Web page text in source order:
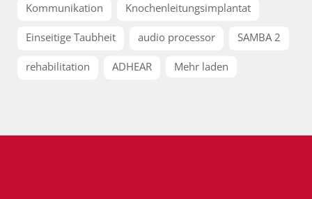
Kommunikation Knochenleitungsimplantat
Einseitige Taubheit audio processor SAMBA 2
rehabilitation ADHEAR Mehr laden